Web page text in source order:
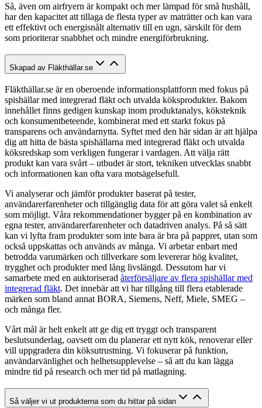
Så, även om airfryern är kompakt och mer lämpad för små hushåll,
har den kapacitet att tillaga de flesta typer av maträtter och kan vara
ett effektivt och energisnålt alternativ till en ugn, särskilt för dem
som prioriterar snabbhet och mindre energiförbrukning.
Skapad av Fläkthällar.se
Fläkthällar.se är en oberoende informationsplattform med fokus på
spishällar med integrerad fläkt och utvalda köksprodukter. Bakom
innehållet finns gedigen kunskap inom produktanalys, köksteknik
och konsumentbeteende, kombinerat med ett starkt fokus på
transparens och användarnytta. Syftet med den här sidan är att hjälpa
dig att hitta de bästa spishällarna med integrerad fläkt och utvalda
köksredskap som verkligen fungerar i vardagen. Att välja rätt
produkt kan vara svårt – utbudet är stort, tekniken utvecklas snabbt
och informationen kan ofta vara motsägelsefull.
Vi analyserar och jämför produkter baserat på tester,
användarerfarenheter och tillgänglig data för att göra valet så enkelt
som möjligt. Våra rekommendationer bygger på en kombination av
egna tester, användarerfarenheter och datadriven analys. På så sätt
kan vi lyfta fram produkter som inte bara är bra på pappret, utan som
också uppskattas och används av många. Vi arbetar enbart med
betrodda varumärken och tillverkare som levererar hög kvalitet,
trygghet och produkter med lång livslängd. Dessutom har vi
samarbete med en auktoriserad återförsäljare av flera spishällar med
integrerad fläkt. Det innebär att vi har tillgång till flera etablerade
märken som bland annat BORA, Siemens, Neff, Miele, SMEG –
och många fler.
Vårt mål är helt enkelt att ge dig ett tryggt och transparent
beslutsunderlag, oavsett om du planerar ett nytt kök, renoverar eller
vill uppgradera din köksutrustning. Vi fokuserar på funktion,
användarvänlighet och helhetsupplevelse – så att du kan lägga
mindre tid på research och mer tid på matlagning.
Så väljer vi ut produkterna som du hittar på sidan